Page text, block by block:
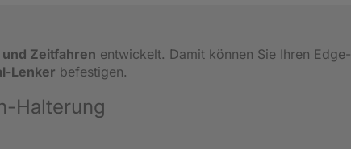
Zeitfahren entwickelt. Damit können Sie Ihren Edge-
Lenker befestigen.
Halterung